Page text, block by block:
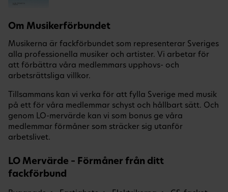
Om Musikerförbundet
Musikerna är fackförbundet som representerar Sveriges
alla professionella musiker och artister. Vi arbetar för
att förbättra våra medlemmars upphovs- och
arbetsrättsliga villkor.
Tillsammans kan vi verka för att fylla Sverige med musik
på ett för våra medlemmar schyst och hållbart sätt. Och
genom LO-mervärde kan vi som bonus ge våra
medlemmar förmåner som sträcker sig utanför
arbetslivet.
LO Mervärde – Förmåner från ditt
fackförbund